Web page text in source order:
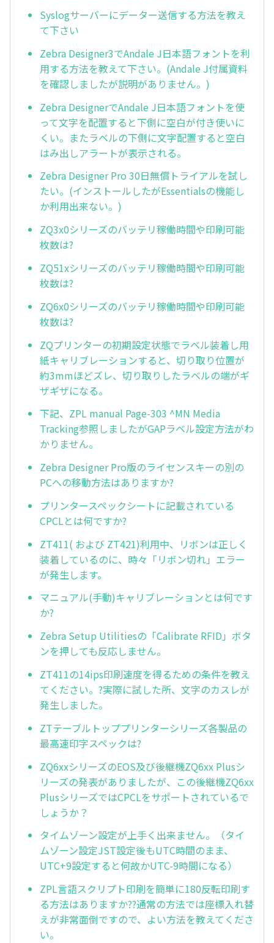
Syslogサーバーにデーター送信する方法を教え
て下さい
Zebra Designer3でAndale J日本語フォントを利
用する方法を教えて下さい。(Andale J付属資料
を確認しましたが説明がありません。)
Zebra DesignerでAndale J日本語フォントを使
って文字を配置すると下側に空白が付き使いに
くい。またラベルの下側に文字配置すると空白
はみ出しアラートが表示される。
Zebra Designer Pro 30日無償トライアルを試し
たい。(インストールしたがEssentialsの機能し
か利用出来ない。)
ZQ3x0シリーズのバッテリ稼働時間や印刷可能
枚数は?
ZQ51xシリーズのバッテリ稼働時間や印刷可能
枚数は?
ZQ6x0シリーズのバッテリ稼働時間や印刷可能
枚数は?
ZQプリンターの初期設定状態でラベル装着し用
紙キャリブレーションすると、切り取り位置が
約3mmほどズレ、切り取りしたラベルの端がギ
ザギザになる。
下記、ZPL manual Page-303 ^MN Media
Tracking参照しましたがGAPラベル設定方法がわ
かりません。
Zebra Designer Pro版のライセンスキーの別の
PCへの移動方法はありますか?
プリンタースペックシートに記載されている
CPCLとは何ですか?
ZT411( および ZT421)利用中、リボンは正しく
装着しているのに、時々「リボン切れ」エラー
が発生します。
マニュアル(手動)キャリブレーションとは何です
か?
Zebra Setup Utilitiesの「Calibrate RFID」ボタ
ンを押しても反応しません。
ZT411の14ips印刷速度を得るための条件を教え
てください。?実際に試した所、文字のカスレが
発生しました。
ZTテーブルトッププリンターシリーズ各製品の
最高速印字スペックは?
ZQ6xxシリーズのEOS及び後継機ZQ6xx Plusシ
リーズの発表がありましたが、この後継機ZQ6xx
PlusシリーズではCPCLをサポートされているで
しょうか？
タイムゾーン設定が上手く出来ません。（タイ
ムゾーン設定JST設定後もUTC時間のまま、
UTC+9設定すると何故かUTC-9時間になる）
ZPL言語スクリプト印刷を簡単に180反転印刷す
る方法はありますか??通常の方法では座標入れ替
えが非常面倒ですので、よい方法を教えてくださ
い。